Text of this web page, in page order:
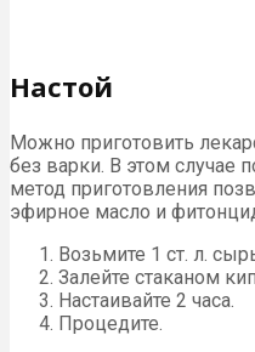
Настой
Можно приготовить
без варки. В этом случае
метод приготовления
эфирное масло и
Возьмите 1 ст. л.
Залейте стаканом
Настаивайте 2 часа.
Процедите.